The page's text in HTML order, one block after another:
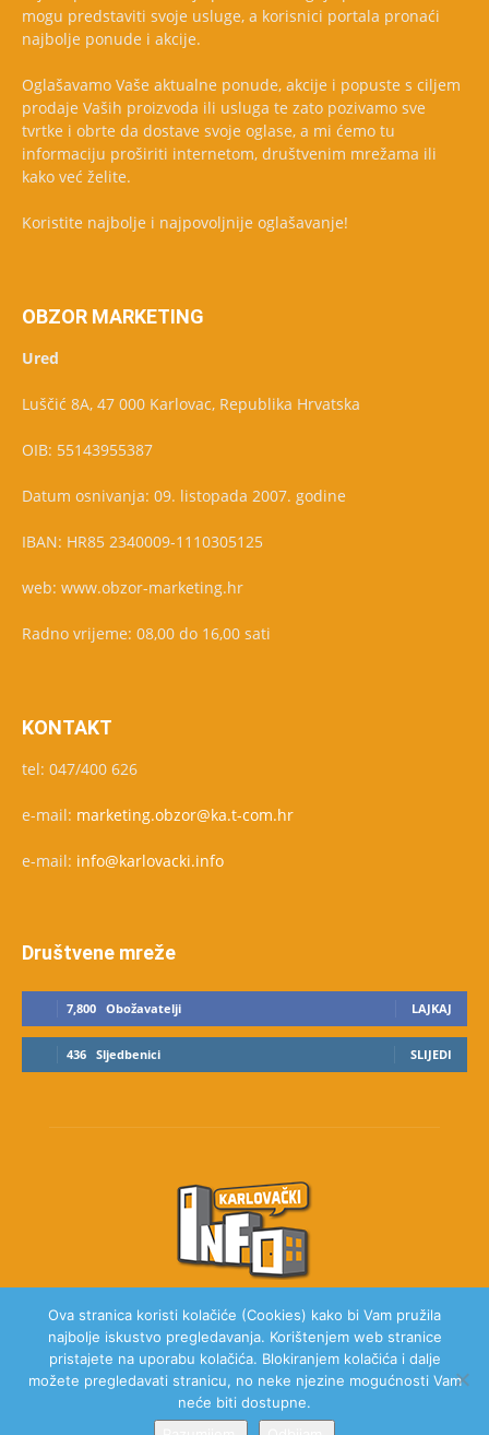
mogu predstaviti svoje usluge, a korisnici portala pronaći
najbolje ponude i akcije.
Oglašavamo Vaše aktualne ponude, akcije i popuste s ciljem
prodaje Vaših proizvoda ili usluga te zato pozivamo sve
tvrtke i obrte da dostave svoje oglase, a mi ćemo tu
informaciju proširiti internetom, društvenim mrežama ili
kako već želite.
Koristite najbolje i najpovoljnije oglašavanje!
OBZOR MARKETING
Ured
Luščić 8A, 47 000 Karlovac, Republika Hrvatska
OIB: 55143955387
Datum osnivanja: 09. listopada 2007. godine
IBAN: HR85 2340009-1110305125
web: www.obzor-marketing.hr
Radno vrijeme: 08,00 do 16,00 sati
KONTAKT
tel: 047/400 626
e-mail: marketing.obzor@ka.t-com.hr
e-mail: info@karlovacki.info
Društvene mreže
7,800 Obožavatelji LAJKAJ
436 Sljedbenici SLIJEDI
O NAMA
Ova stranica koristi kolačiće (Cookies) kako bi Vam pružila
najbolje iskustvo pregledavanja. Korištenjem web stranice
pristajete na uporabu kolačića. Blokiranjem kolačića i dalje
možete pregledavati stranicu, no neke njezine mogućnosti Vam
neće biti dostupne.